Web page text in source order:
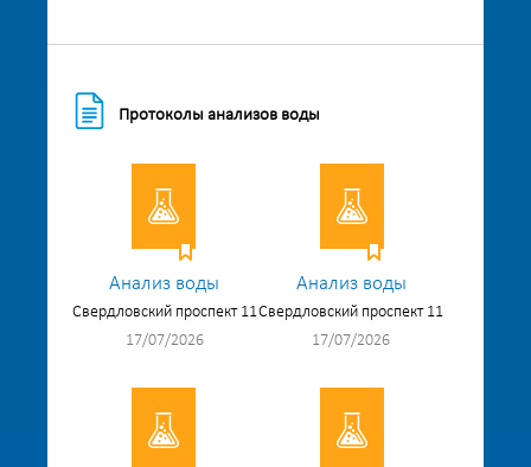
Протоколы анализов воды
Анализ воды
Свердловский проспект 11
17/07/2026
Анализ воды
Свердловский проспект 11
17/07/2026